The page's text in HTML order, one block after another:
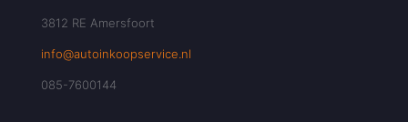
3812 RE Amersfoort
info@autoinkoopservice.nl
085-7600144